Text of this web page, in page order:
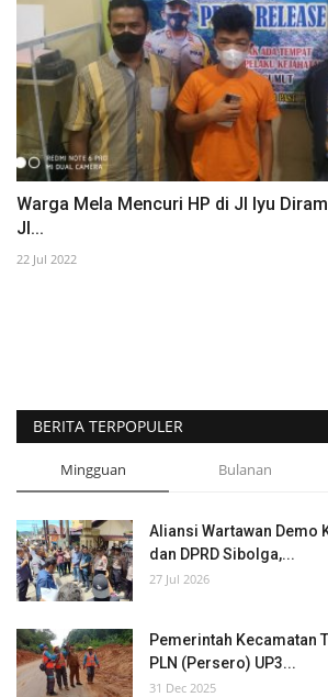
Warga Mela Mencuri HP di Jl Iyu
Jl...
22 Jul 2022
BERITA TERPOPULER
Mingguan Bulanan
Aliansi Wartawan Demo
dan DPRD Sibolga,...
27 Jul 2026
Pemerintah Kecamatan
PLN (Persero) UP3...
31 Dec 2025